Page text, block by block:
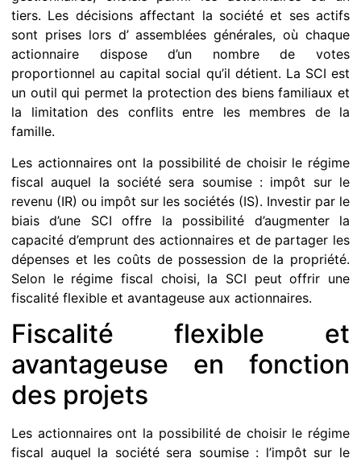
tiers. Les décisions affectant la société et ses actifs
sont prises lors d’ assemblées générales, où chaque
actionnaire dispose d’un nombre de votes
proportionnel au capital social qu’il détient. La SCI est
un outil qui permet la protection des biens familiaux et
la limitation des conflits entre les membres de la
famille.
Les actionnaires ont la possibilité de choisir le régime
fiscal auquel la société sera soumise : impôt sur le
revenu (IR) ou impôt sur les sociétés (IS). Investir par le
biais d’une SCI offre la possibilité d’augmenter la
capacité d’emprunt des actionnaires et de partager les
dépenses et les coûts de possession de la propriété.
Selon le régime fiscal choisi, la SCI peut offrir une
fiscalité flexible et avantageuse aux actionnaires.
Fiscalité flexible et
avantageuse en fonction
des projets
Les actionnaires ont la possibilité de choisir le régime
fiscal auquel la société sera soumise : l’impôt sur le